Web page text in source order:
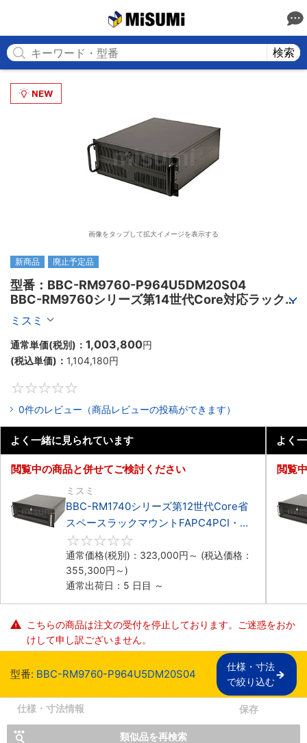
検索
画像をタップして拡大イメージを表示する
新商品 廃止予定品
型番：BBC-RM9760-P964U5DM20S04
BBC-RM9760シリーズ第14世代Core対応ラック
マウント3PCIe
ミスミ
通常単価(税別)： 1,003,800円
(税込単価)： 1,104,180円
0件のレビュー（商品レビューの投稿ができます）
よく一緒に見られています
閲覧中の商品と併せてご検討ください
ミスミ
BBC-RM1740シリーズ第12世代Core省
スペースラックマウントFAPC4PCI・
3PCIe
通常価格(税別)： 323,000円 ～ (税込価格：
355,300円 ～)
通常出荷日：5 日目 ～
よく
閲覧
こちらの商品は注文の受付を停止しております。ご迷惑をおか
けして申し訳ございません。
型番: BBC-RM9760-P964U5DM20S04
仕様・寸法
で絞り込む
仕様・寸法情報 保存
類似品を再検索